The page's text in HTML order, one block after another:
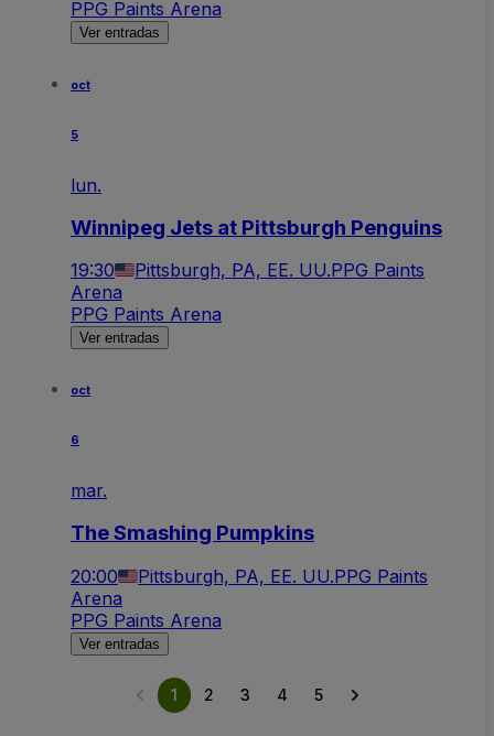
PPG Paints Arena
Ver entradas
oct
5
lun.
Winnipeg Jets at Pittsburgh Penguins
19:30 Pittsburgh, PA, EE. UU.PPG Paints
Arena
PPG Paints Arena
Ver entradas
oct
6
mar.
The Smashing Pumpkins
20:00 Pittsburgh, PA, EE. UU.PPG Paints
Arena
PPG Paints Arena
Ver entradas
1 2 3 4 5